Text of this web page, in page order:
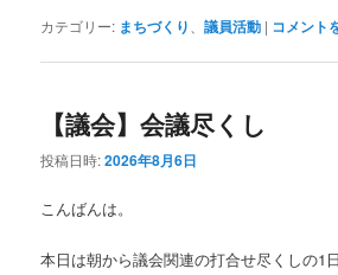
カテゴリー: まちづくり 、議員活動 | コメント
【議会】会議尽くし
投稿日時:2026年8月6日
こんばんは。
本日は朝から議会関連の打合せ尽くしの1